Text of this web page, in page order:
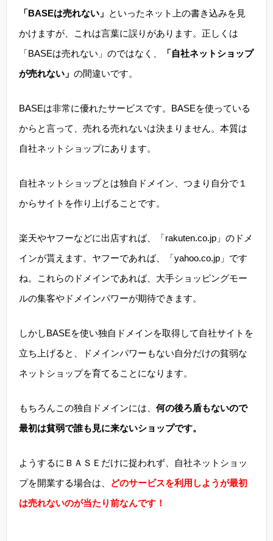
「BASEは売れない」 といったネット上の書き込みを見
かけますが、これは言葉に誤りがあります。正しくは
「BASEは売れない」のではなく、
「自社ネットショップ
が売れない」 の間違いです。
BASEは非常に優れたサービスです。BASEを使っている
からと言って、売れる売れないは決まりません。本質は
自社ネットショップにあります。
自社ネットショップとは独自ドメイン、つまり自分で１
からサイトを作り上げることです。
楽天やヤフーなどに出店すれば、「rakuten.co.jp」のドメ
インが貰えます。ヤフーであれば、「yahoo.co.jp」です
ね。これらのドメインであれば、大手ショッピングモー
ルの集客やドメインパワーが期待できます。
しかしBASEを使い独自ドメインを取得して自社サイトを
立ち上げると、ドメインパワーもない自分だけの貧弱な
ネットショップを育てることになります。
もちろんこの独自ドメインには、 何の後ろ盾もないので
最初は貧弱で誰も見に来ないショップです。
ようするにＢＡＳＥだけに捉われず、自社ネットショッ
プを開業する場合は、
どのサービスを利用しようが最初
は売れないのが当たり前なんです！